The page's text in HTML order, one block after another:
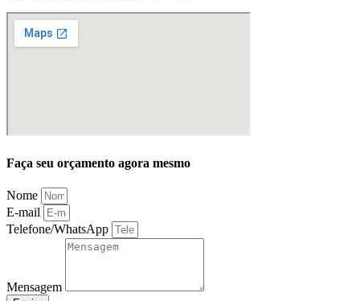
Faça seu orçamento agora mesmo
Nome
E-mail
Telefone/WhatsApp
Mensagem